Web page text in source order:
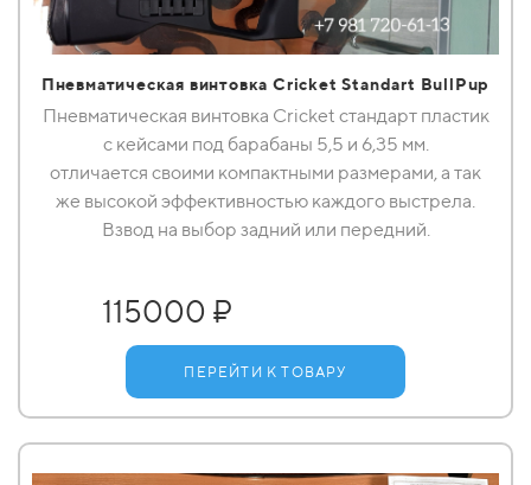
Пневматическая винтовка Сricket Standart BullPup
Пневматическая винтовка Cricket стандарт пластик
с кейсами под барабаны 5,5 и 6,35 мм.
отличается своими компактными размерами, а так
же высокой эффективностью каждого выстрела.
Взвод на выбор задний или передний.
115000 ₽
ПЕРЕЙТИ К ТОВАРУ